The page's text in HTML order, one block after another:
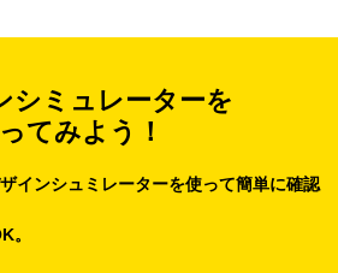
シミュレーターを
てみよう！
インシュミレーターを使って簡単に確認
。